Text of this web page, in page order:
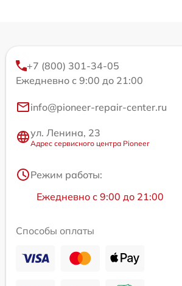
+7 (800) 301-34-05
Ежедневно с 9:00 до 21:00
info@pioneer-repair-center.ru
ул. Ленина, 23
Адрес сервисного центра Pioneer
Режим работы:
Ежедневно с 9:00 до 21:00
Способы оплаты